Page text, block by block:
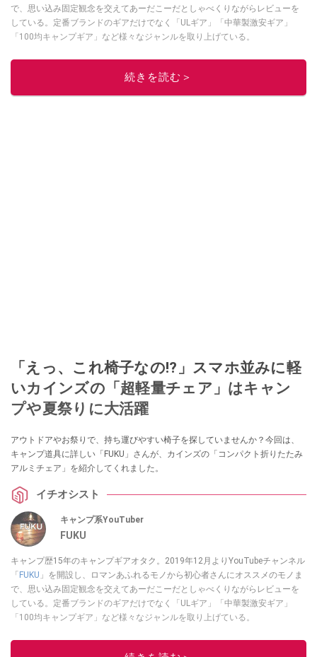
で、思い込み固定観念を交えてあーだこーだとしゃべくりながらレビューを
している。定番ブランドのギアだけでなく「ULギア」「中華製激安ギア」
「100均キャンプギア」など様々なジャンルを取り上げている。
このイチオシストの他の記事を読む
続きを読む＞
「えっ、これ椅子なの!?」スマホ並みに軽
いカインズの「超軽量チェア」はキャン
プや夏祭りに大活躍
アウトドアやお祭りで、持ち運びやすい椅子を探していませんか？今回は、
キャンプ道具に詳しい「FUKU」さんが、カインズの「コンパクト折りたたみ
アルミチェア」を紹介してくれました。
イチオシスト
キャンプ系YouTuber
FUKU
キャンプ歴15年のキャンプギアオタク。2019年12月よりYouTubeチャンネル
「FUKU 」を開設し、ロマンあふれるモノから初心者さんにオススメのモノま
で、思い込み固定観念を交えてあーだこーだとしゃべくりながらレビューを
している。定番ブランドのギアだけでなく「ULギア」「中華製激安ギア」
「100均キャンプギア」など様々なジャンルを取り上げている。
このイチオシストの他の記事を読む